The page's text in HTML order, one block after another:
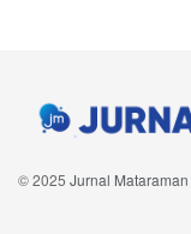
© 2025 Jurnal Mataraman